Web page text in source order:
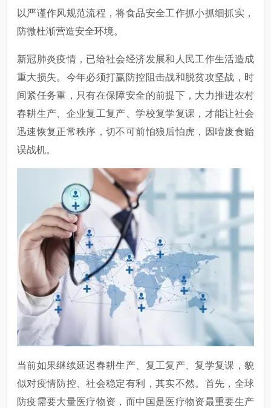
以严谨作风规范流程，将食品安全工作抓小抓细抓实，
防微杜渐营造安全环境。
新冠肺炎疫情，已给社会经济发展和人民工作生活造成
重大损失。今年必须打赢防控阻击战和脱贫攻坚战，时
间紧任务重，只有在保障安全的前提下，大力推进农村
春耕生产、企业复工复产、学校复学复课，才能让社会
迅速恢复正常秩序，切不可前怕狼后怕虎，因噎废食贻
误战机。
当前如果继续延迟春耕生产、复工复产、复学复课，貌
似对疫情防控、社会稳定有利，其实不然。首先，全球
防疫需要大量医疗物资，而中国是医疗物资最重要生产